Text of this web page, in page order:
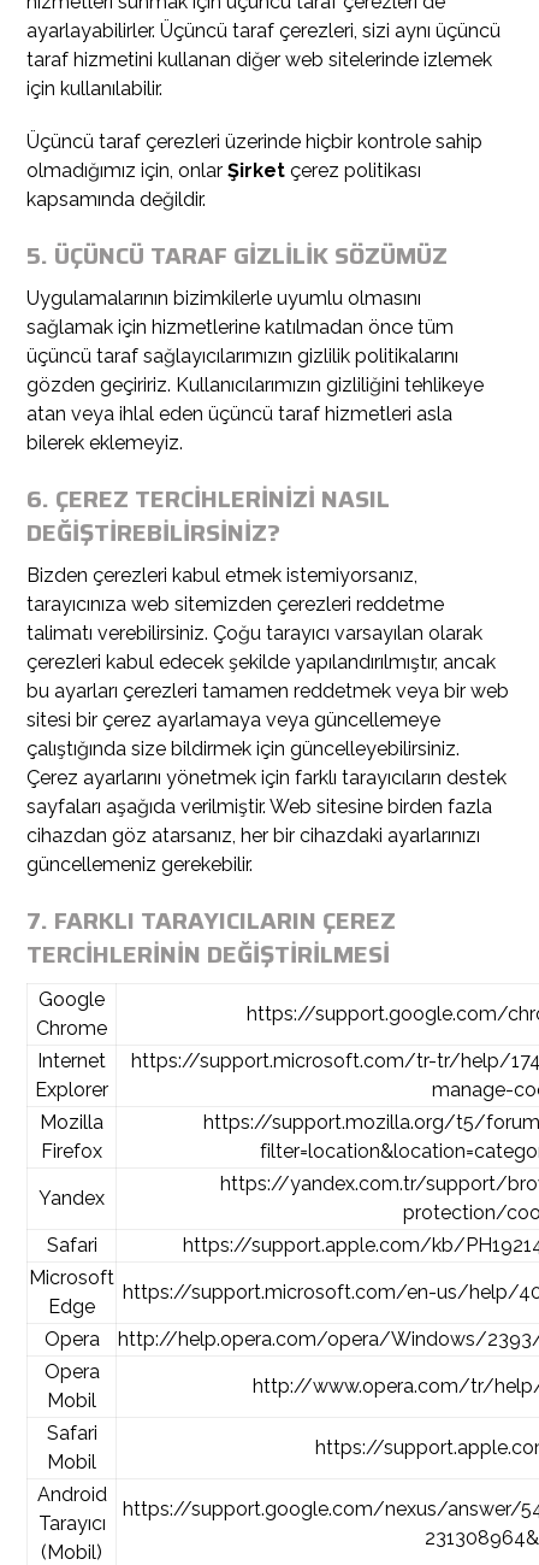
ayarlayabilirler. Üçüncü taraf çerezleri, sizi aynı üçüncü
taraf hizmetini kullanan diğer web sitelerinde izlemek
için kullanılabilir.
Üçüncü taraf çerezleri üzerinde hiçbir kontrole sahip
olmadığımız için, onlarŞirketçerez politikası
kapsamında değildir.
5. ÜÇÜNCÜ TARAF GİZLİLİK SÖZÜMÜZ
Uygulamalarının bizimkilerle uyumlu olmasını
sağlamak için hizmetlerine katılmadan önce tüm
üçüncü taraf sağlayıcılarımızın gizlilik politikalarını
gözden geçiririz. Kullanıcılarımızın gizliliğini tehlikeye
atan veya ihlal eden üçüncü taraf hizmetleri asla
bilerek eklemeyiz.
6. ÇEREZ TERCİHLERİNİZİ NASIL
DEĞİŞTİREBİLİRSİNİZ?
Bizden çerezleri kabul etmek istemiyorsanız,
tarayıcınıza web sitemizden çerezleri reddetme
talimatı verebilirsiniz. Çoğu tarayıcı varsayılan olarak
çerezleri kabul edecek şekilde yapılandırılmıştır, ancak
bu ayarları çerezleri tamamen reddetmek veya bir web
sitesi bir çerez ayarlamaya veya güncellemeye
çalıştığında size bildirmek için güncelleyebilirsiniz.
Çerez ayarlarını yönetmek için farklı tarayıcıların destek
sayfaları aşağıda verilmiştir. Web sitesine birden fazla
cihazdan göz atarsanız, her bir cihazdaki ayarlarınızı
güncellemeniz gerekebilir.
7. FARKLI TARAYICILARIN ÇEREZ
TERCİHLERİNİN DEĞİŞTİRİLMESİ
Google
Chrome
https://support.google.com/
Internet
Explorer
https://support.microsoft.com/tr-tr/help/
manage-
Mozilla
Firefox
https://support.mozilla.org/t5/
Yandex
https://yandex.com.tr/support/
protection/
Safari
https://support.apple.com/kb/
Microsoft
Edge
https://support.microsoft.com/en-us/help/
Opera
http://help.opera.com/opera/Windows/
Opera
Mobil
http://www.opera.com/tr/
Safari
Mobil
https://
Android
Tarayıcı
(Mobil)
https://support.google.com/nexus/answer/